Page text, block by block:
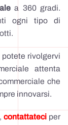
a 360 gradi.
ogni tipo di
rivolgervi
attenta
che
innovarsi.
contattateciper